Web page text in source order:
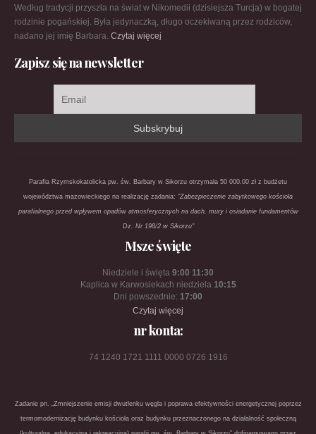
Według tradycji przyszła na świat w Nikomedii (dzisiejsza Turcja) w bogatej
rodzinie pogańskiej. Była jedynaczką, długo oczekiwaną przez rodziców,
nadano jej imię Barbara. Czytaj więcej
Zapisz się na newsletter
Parafia Rzymskokatolicka pw. św. Barbary w Sikorzu otrzymała 50 000.00 zł z budżetu
województwa mazowieckiego na realizację zadania: "Zabezpieczenie zabytkowego kościoła
parafialnego przed wpływem opadów atmosferycznych na dach, mury i osiadanie fundamentów
Dz. Nr 198/2 w Sikorzu"
Msze święte
Niedziele i święta 9:00 11:30
Kaplica w Karwosiekach niedziela 10:15
Dni powszednie: 17:00
Czytaj więcej
nr konta:
74 1240 1721 1111 0000 0726 1916
Zadanie pn. „Zmniejszenie emisji dwutlenku węgla i poprawa efektywności energetycznej poprzez
termomodernizację budynku kościoła oraz budynku przeznaczonego na działalność społeczną